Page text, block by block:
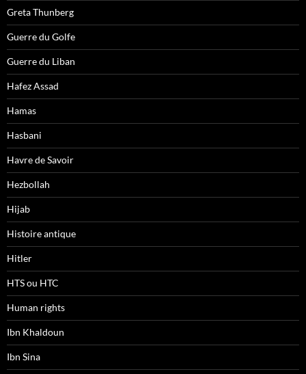
Greta Thunberg
Guerre du Golfe
Guerre du Liban
Hafez Assad
Hamas
Hasbani
Havre de Savoir
Hezbollah
Hijab
Histoire antique
Hitler
HTS ou HTC
Human rights
Ibn Khaldoun
Ibn Sina